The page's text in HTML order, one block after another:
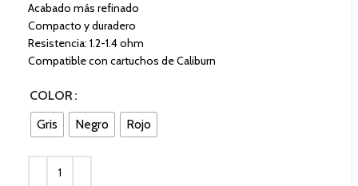
Acabado más refinado
Compacto y duradero
Resistencia: 1.2-1.4 ohm
Compatible con cartuchos de Caliburn
COLOR
Gris
Negro Rojo